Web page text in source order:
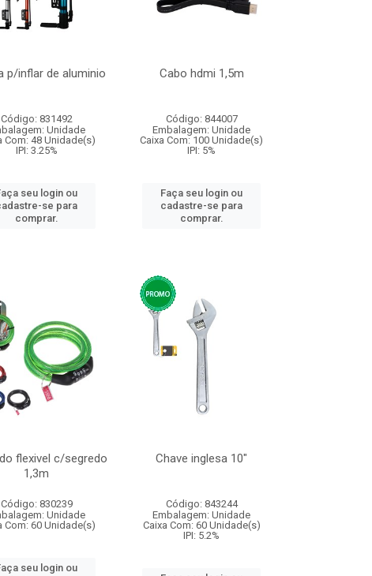
p/inflar de aluminio
Código: 831492
Unidade
Com: 48 Unidade(s)
IPI: 3.25%
seu login ou
se para
comprar.
Cabo hdmi 1,5m
Código: 844007
Embalagem: Unidade
Caixa Com: 100 Unidade(s)
IPI: 5%
Faça seu login ou
cadastre-se para
comprar.
flexivel c/segredo
1,3m
Código: 830239
Unidade
Com: 60 Unidade(s)
seu login ou
Chave inglesa 10"
Código: 843244
Embalagem: Unidade
Caixa Com: 60 Unidade(s)
IPI: 5.2%